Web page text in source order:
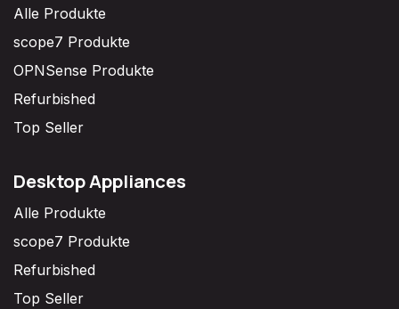
Alle Produkte
scope7 Produkte
OPNSense Produkte
Refurbished
Top Seller
Desktop Appliances
Alle Produkte
scope7 Produkte
Refurbished
Top Seller